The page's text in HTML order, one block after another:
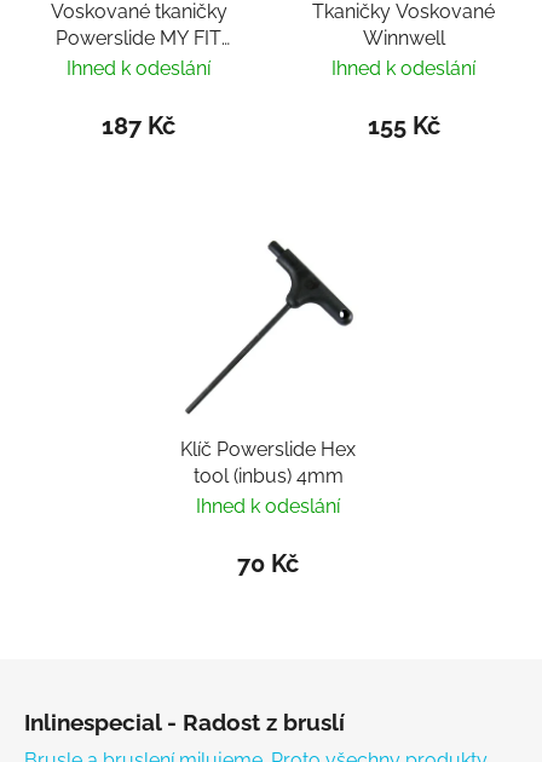
Voskované tkaničky
Powerslide MY FIT
Waxed Laces White
Ihned k odeslání
187 Kč
Tkaničky Voskované
Winnwell
Ihned k odeslání
155 Kč
Klíč Powerslide Hex
tool (inbus) 4mm
Ihned k odeslání
70 Kč
Inlinespecial - Radost z bruslí